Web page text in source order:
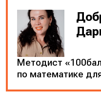
Методист
по математике